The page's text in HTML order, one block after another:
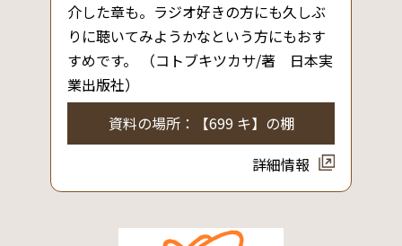
介した章も。ラジオ好きの方にも久しぶ
りに聴いてみようかなという方にもおす
すめです。 （コトブキツカサ/著 日本実
業出版社）
資料の場所：【699 キ】の棚
詳細情報